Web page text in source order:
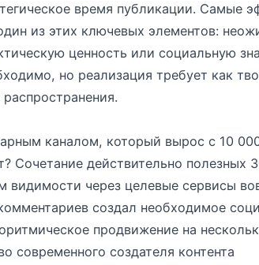
время публикации. Самые
из этих ключевых элементов:
ценность или социальную
но реализация требует как
каналом, который вырос с 10
Сочетание действительно полезных
видимости через целевые сервисы
создал необходимое
продвижение на
современного создателя контента